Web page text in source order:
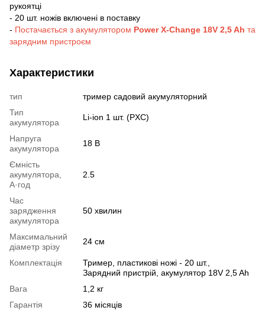
рукоятці
- 20 шт. ножів включені в поставку
- Постачається з акумулятором Power X-Change 18V 2,5 Ah та
зарядним пристроєм
Характеристики
тип
тример садовий акумуляторний
Тип
акумулятора
Li-ion 1 шт. (PXC)
Напруга
акумулятора
18 В
Ємність
акумулятора,
А·год
2.5
Час
зарядження
акумулятора
50 хвилин
Максимальний
діаметр зрізу
24 см
Комплектація
Тример, пластикові ножі - 20 шт.,
Зарядний пристрій, акумулятор 18V 2,5 Ah
Вага
1,2 кг
Гарантія
36 місяців